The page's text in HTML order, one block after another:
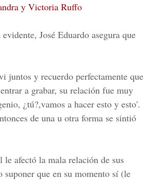
y Victoria Ruffo
José Eduardo asegura que
juntos y recuerdo perfectamente que
a grabar, su relación fue muy
¿tú?,vamos a hacer esto y esto'.
de una u otra forma se sintió
afectó la mala relación de sus
que en su momento sí (le